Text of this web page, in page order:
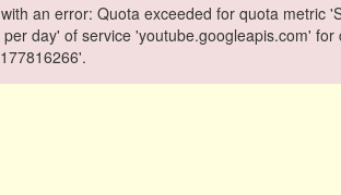
an error: Quota exceeded for quota metric
day' of service 'youtube.googleapis.com' for